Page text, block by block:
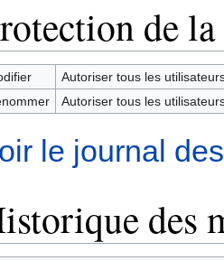
de la
Autoriser tous les
Autoriser tous les
le journal
des